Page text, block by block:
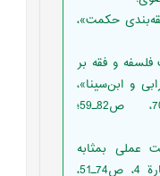
و طبقه‌بندی حکمت»،
«نسبت فلسفه و فقه بر
و ابن‌سینا»،
حکمت سینوی، شمارۀ 70، ص82ـ59؛
«حکمت عملی بمثابه
سلوک عملی»، تاملات اخلاقی، شمارة 4، ص74ـ51،